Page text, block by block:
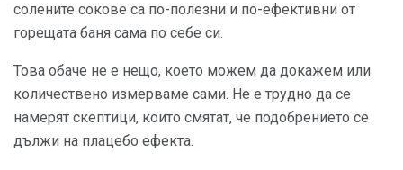
солените сокове са по-полезни и по-ефективни от
горещата баня сама по себе си.
Това обаче не е нещо, което можем да докажем или
количествено измерваме сами. Не е трудно да се
намерят скептици, които смятат, че подобрението се
дължи на плацебо ефекта.